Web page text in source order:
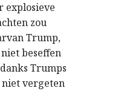
explosieve
zou
Trump,
beseffen
Trumps
vergeten